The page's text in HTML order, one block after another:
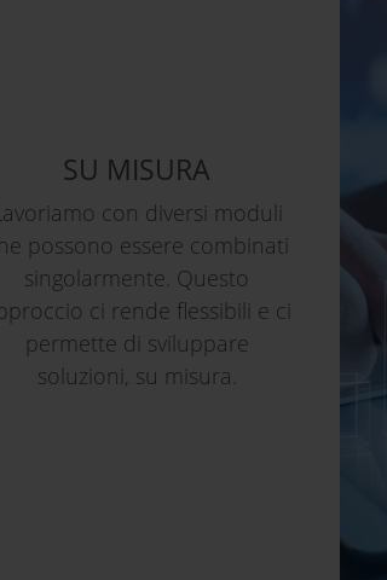
SU MISURA
con diversi moduli
possono essere combinati
singolarmente. Questo
ci rende flessibili e ci
permette di sviluppare
soluzioni, su misura.